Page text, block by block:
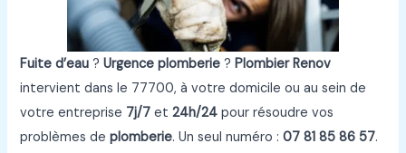
Fuite d’eau ?Urgence plomberie ?Plombier Renov
intervient dans le 77700, à votre domicile ou au sein de
votre entreprise 7j/7 et24h/24 pour résoudre vos
problèmes deplomberie. Un seul numéro :07 81 85 86 57.